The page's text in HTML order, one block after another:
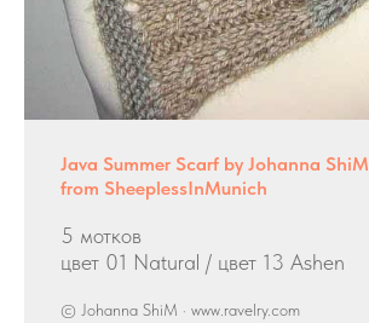
Java Summer Scarf by Johanna ShiM
from SheeplessInMunich
5 мотков
цвет 01 Natural / цвет 13 Ashen
© Johanna ShiM · www.ravelry.com